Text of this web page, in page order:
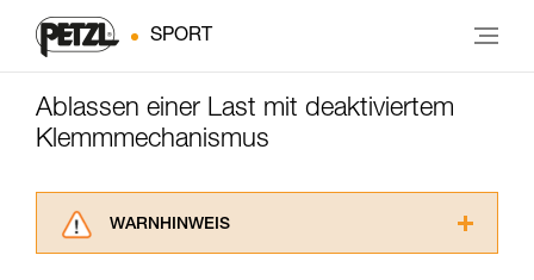
SPORT
Ablassen einer Last mit deaktiviertem
Klemmmechanismus
WARNHINWEIS